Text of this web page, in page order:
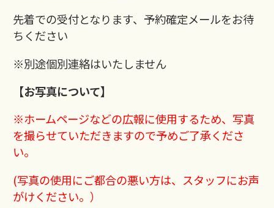
先着での受付となります、予約確定メールをお待
ちください
※別途個別連絡はいたしません
【お写真について】
※ホームページなどの広報に使用するため、写真
を撮らせていただきますので予めご了承くださ
い。
(写真の使用にご都合の悪い方は、スタッフにお声
がけください。）